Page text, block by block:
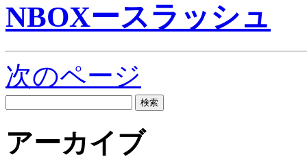
NBOXースラッシュ
次のページ
アーカイブ